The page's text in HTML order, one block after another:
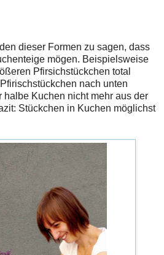
dieser Formen zu sagen, dass
mögen. Beispielsweise
Pfirsichstückchen total
nach unten
halbe Kuchen nicht mehr aus der
Stückchen in Kuchen möglichst